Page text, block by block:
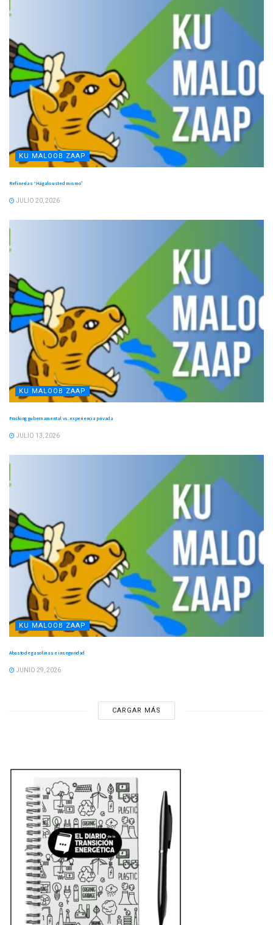
KU MALOOB ZAAP
Refinerías “Hágalo usted mismo”
JULIO 20, 2026
KU MALOOB ZAAP
Fracking gubernamental vs. experiencia privada
JULIO 13, 2026
KU MALOOB ZAAP
Abasto de gasolinas e inseguridad
JUNIO 29, 2026
CARGAR MÁS